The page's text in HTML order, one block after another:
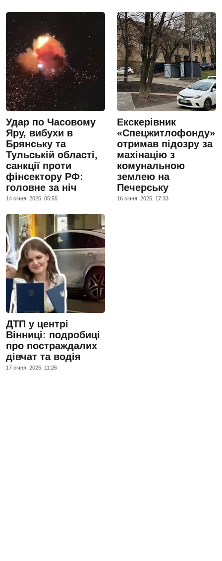
Удар по Часовому
Яру, вибухи в
Брянську та
Тульській області,
санкції проти
фінсектору РФ:
головне за ніч
14 сiчня, 2025, 05:55
Екскерівник
«Спецжитлофонду»
отримав підозру за
махінацію з
комунальною
землею на
Печерську
16 сiчня, 2025, 17:33
ДТП у центрі
Вінниці: подробиці
про постраждалих
дівчат та водія
17 сiчня, 2025, 11:26